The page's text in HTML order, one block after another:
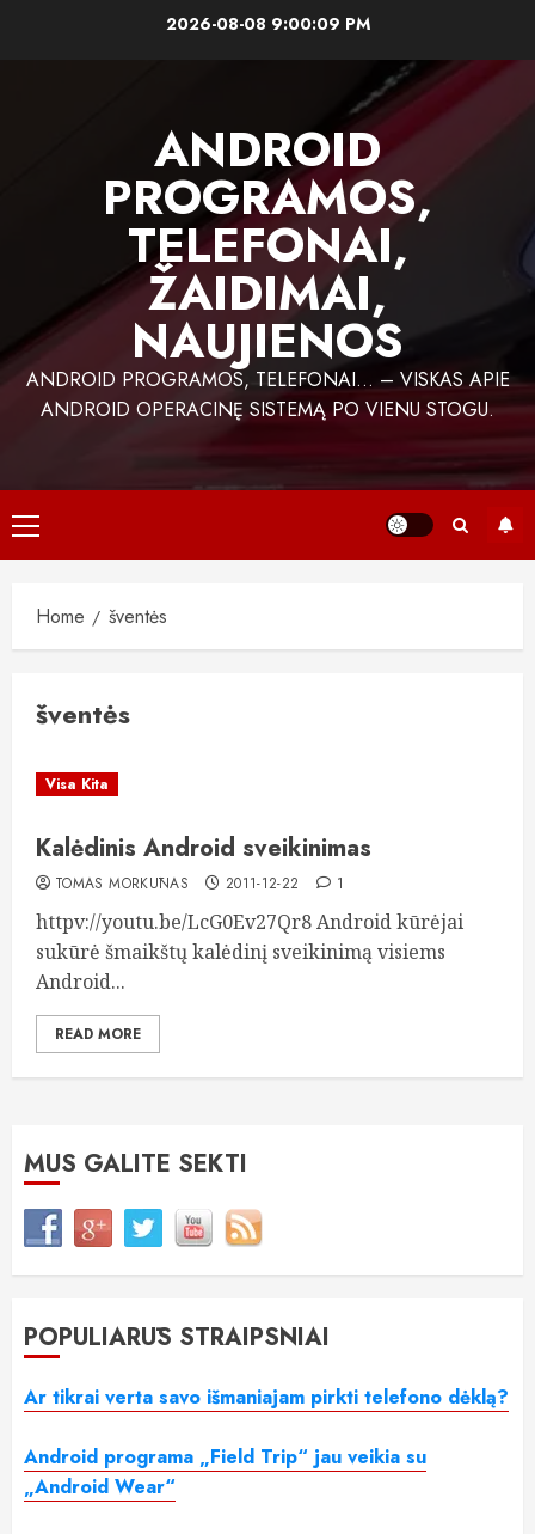
2026-08-08 9:00:09 PM
ANDROID
PROGRAMOS,
TELEFONAI,
ŽAIDIMAI,
NAUJIENOS
ANDROID PROGRAMOS, TELEFONAI… – VISKAS APIE
ANDROID OPERACINĘ SISTEMĄ PO VIENU STOGU.
Primary
Menu
Home šventės
šventės
Visa Kita
Kalėdinis Android sveikinimas
TOMAS MORKŪNAS 2011-12-22 1
httpv://youtu.be/LcG0Ev27Qr8 Android kūrėjai
sukūrė šmaikštų kalėdinį sveikinimą visiems
Android...
READ MORE
MUS GALITE SEKTI
POPULIARŪS STRAIPSNIAI
Ar tikrai verta savo išmaniajam pirkti telefono dėklą?
Android programa „Field Trip“ jau veikia su
„Android Wear“